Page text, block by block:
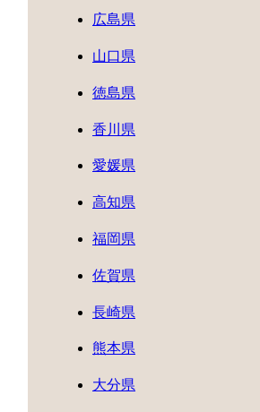
広島県
山口県
徳島県
香川県
愛媛県
高知県
福岡県
佐賀県
長崎県
熊本県
大分県